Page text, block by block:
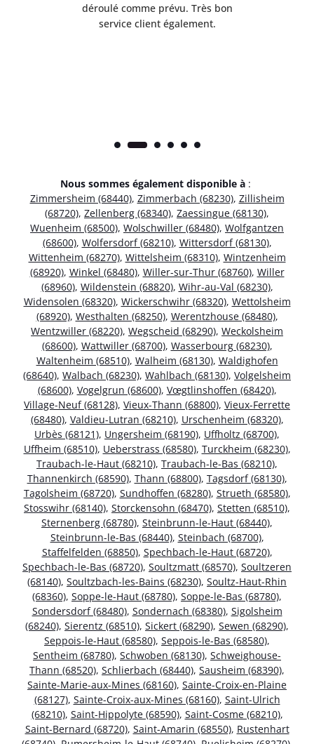
déroulé comme prévu. Très bon
service client également.
Nous sommes également disponible à :
Zimmersheim (68440), Zimmerbach (68230), Zillisheim
(68720), Zellenberg (68340), Zaessingue (68130),
Wuenheim (68500), Wolschwiller (68480), Wolfgantzen
(68600), Wolfersdorf (68210), Wittersdorf (68130),
Wittenheim (68270), Wittelsheim (68310), Wintzenheim
(68920), Winkel (68480), Willer-sur-Thur (68760), Willer
(68960), Wildenstein (68820), Wihr-au-Val (68230),
Widensolen (68320), Wickerschwihr (68320), Wettolsheim
(68920), Westhalten (68250), Werentzhouse (68480),
Wentzwiller (68220), Wegscheid (68290), Weckolsheim
(68600), Wattwiller (68700), Wasserbourg (68230),
Waltenheim (68510), Walheim (68130), Waldighofen
(68640), Walbach (68230), Wahlbach (68130), Volgelsheim
(68600), Vogelgrun (68600), Vœgtlinshoffen (68420),
Village-Neuf (68128), Vieux-Thann (68800), Vieux-Ferrette
(68480), Valdieu-Lutran (68210), Urschenheim (68320),
Urbès (68121), Ungersheim (68190), Uffholtz (68700),
Uffheim (68510), Ueberstrass (68580), Turckheim (68230),
Traubach-le-Haut (68210), Traubach-le-Bas (68210),
Thannenkirch (68590), Thann (68800), Tagsdorf (68130),
Tagolsheim (68720), Sundhoffen (68280), Strueth (68580),
Stosswihr (68140), Storckensohn (68470), Stetten (68510),
Sternenberg (68780), Steinbrunn-le-Haut (68440),
Steinbrunn-le-Bas (68440), Steinbach (68700),
Staffelfelden (68850), Spechbach-le-Haut (68720),
Spechbach-le-Bas (68720), Soultzmatt (68570), Soultzeren
(68140), Soultzbach-les-Bains (68230), Soultz-Haut-Rhin
(68360), Soppe-le-Haut (68780), Soppe-le-Bas (68780),
Sondersdorf (68480), Sondernach (68380), Sigolsheim
(68240), Sierentz (68510), Sickert (68290), Sewen (68290),
Seppois-le-Haut (68580), Seppois-le-Bas (68580),
Sentheim (68780), Schwoben (68130), Schweighouse-
Thann (68520), Schlierbach (68440), Sausheim (68390),
Sainte-Marie-aux-Mines (68160), Sainte-Croix-en-Plaine
(68127), Sainte-Croix-aux-Mines (68160), Saint-Ulrich
(68210), Saint-Hippolyte (68590), Saint-Cosme (68210),
Saint-Bernard (68720), Saint-Amarin (68550), Rustenhart